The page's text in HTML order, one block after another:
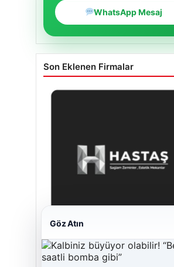
WhatsApp Mesaj
Son Eklenen Firmalar
Enes Kaplan Avukatlık Bürosu
Göz Atın